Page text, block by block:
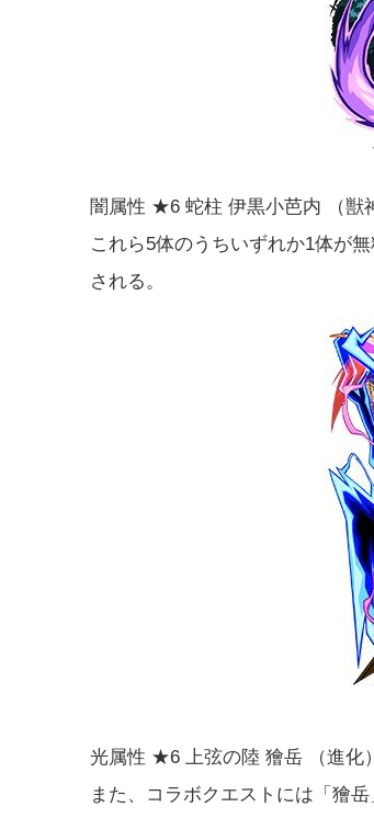
闇属性 ★6 蛇柱 伊黒小芭内 （獣
これら5体のうちいずれか1体が
される。
光属性 ★6 上弦の陸 獪岳 （進化）
また、コラボクエストには「獪